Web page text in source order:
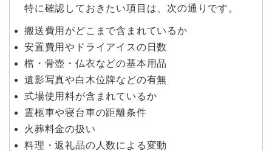
特に確認しておきたい項目は、次の通りです。
搬送費用がどこまで含まれているか
安置費用やドライアイスの日数
棺・骨壺・仏衣などの基本用品
遺影写真や白木位牌などの有無
式場使用料が含まれているか
霊柩車や寝台車の距離条件
火葬料金の扱い
料理・返礼品の人数による変動